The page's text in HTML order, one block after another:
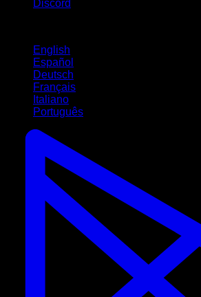
Discord
English
Español
Deutsch
Français
Italiano
Português